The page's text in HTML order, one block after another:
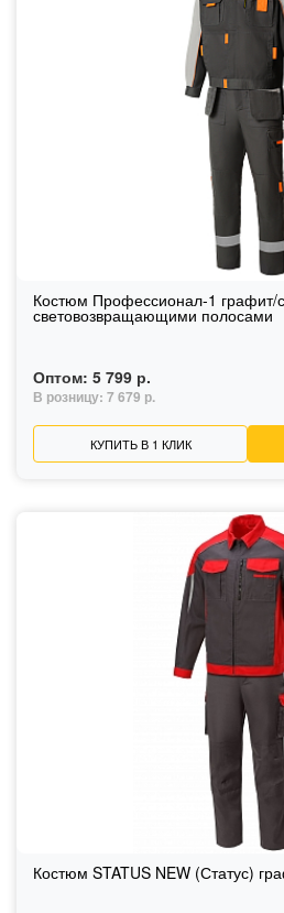
Костюм Профессионал-1 графит/
световозвращающими полосами
Оптом: 5 799 р.
В розницу: 7 679 р.
КУПИТЬ В 1 КЛИК
Костюм STATUS NEW (Статус)